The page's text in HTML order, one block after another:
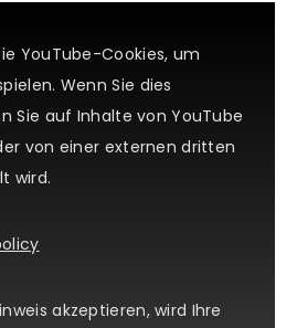
YouTube-Cookies, um
Wenn Sie dies
Sie auf Inhalte von YouTube
von einer externen dritten
wird.
akzeptieren, wird Ihre